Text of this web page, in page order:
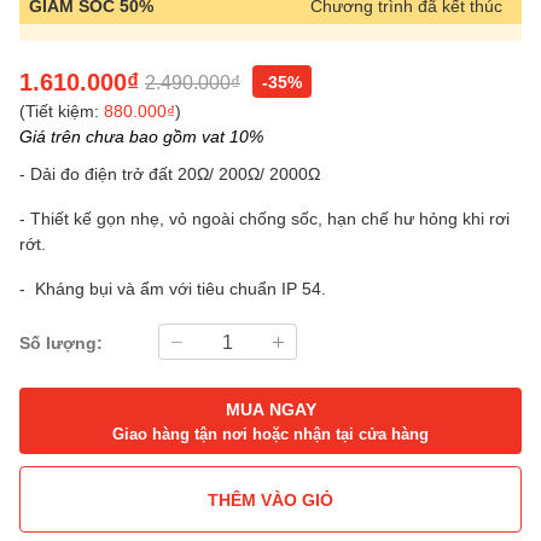
GIẢM SỐC 50% Chương trình đã kết thúc
1.610.000₫ 2.490.000₫
-35%
(Tiết kiệm: 880.000₫)
Giá trên chưa bao gồm vat 10%
- Dải đo điện trở đất 20Ω/ 200Ω/ 2000Ω
- Thiết kế gọn nhẹ, vỏ ngoài chống sốc, hạn chế hư hỏng khi rơi
rớt.
- Kháng bụi và ẩm với tiêu chuẩn IP 54.
Số lượng:
MUA NGAY
Giao hàng tận nơi hoặc nhận tại cửa hàng
THÊM VÀO GIỎ